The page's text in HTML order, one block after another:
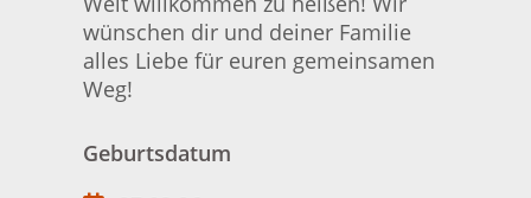
wünschen dir und deiner Familie
alles Liebe für euren gemeinsamen
Weg!
Geburtsdatum